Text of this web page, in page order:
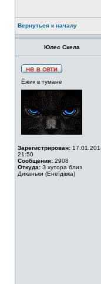
Вернуться к началу
Юлес Скела
Ёжик в тумане
Зарегистрирован:
21:50
Сообщения: 2908
Откуда: З хутора близ
Диканьки (Енеїдівка)